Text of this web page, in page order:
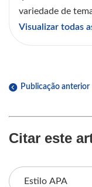
variedade de
Visualizar todas
Publicação anterior
Citar este